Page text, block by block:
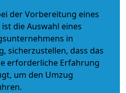
der Vorbereitung eines
die Auswahl eines
in
sicherzustellen, dass das
erforderliche Erfahrung
um den Umzug